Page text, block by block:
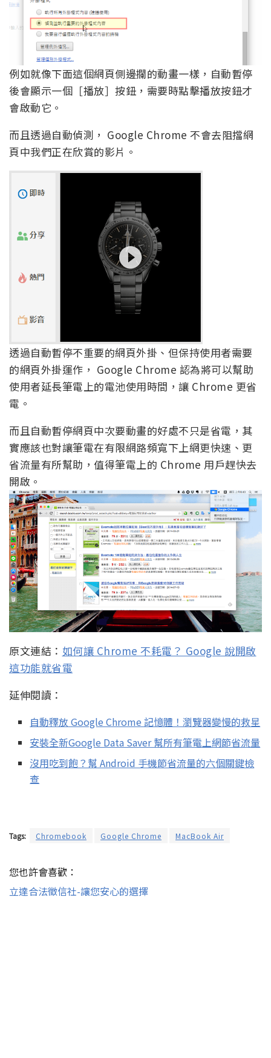
例如就像下面這個網頁側邊攔的動畫一樣，自動暫停
後會顯示一個［播放］按鈕，需要時點擊播放按鈕才
會啟動它。
而且透過自動偵測， Google Chrome 不會去阻擋網
頁中我們正在欣賞的影片。
透過自動暫停不重要的網頁外掛、但保持使用者需要
的網頁外掛運作， Google Chrome 認為將可以幫助
使用者延長筆電上的電池使用時間，讓 Chrome 更省
電。
而且自動暫停網頁中次要動畫的好處不只是省電，其
實應該也對讓筆電在有限網路頻寬下上網更快速、更
省流量有所幫助，值得筆電上的 Chrome 用戶趕快去
開啟。
原文連結： 如何讓 Chrome 不耗電？ Google 說開啟
這功能就省電
延伸閱讀：
自動釋放 Google Chrome 記憶體！瀏覽器變慢的救星
安裝全新Google Data Saver 幫所有筆電上網節省流量
沒用吃到飽？幫 Android 手機節省流量的六個關鍵檢
查
Tags: Chromebook Google Chrome MacBook Air
您也許會喜歡：
立達合法徵信社-讓您安心的選擇